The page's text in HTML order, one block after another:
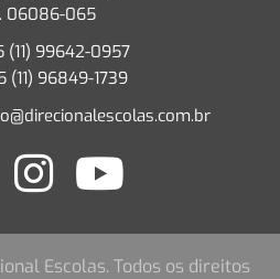
06086-065
99642-0957
(11) 96849-1739
Escolas. Todos os direitos